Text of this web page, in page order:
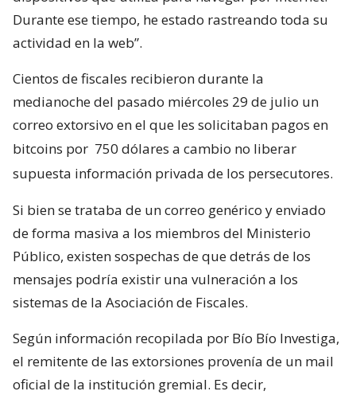
Durante ese tiempo, he estado rastreando toda su
actividad en la web”.
Cientos de fiscales recibieron durante la
medianoche del pasado miércoles 29 de julio un
correo extorsivo en el que les solicitaban pagos en
bitcoins por 750 dólares a cambio no liberar
supuesta información privada de los persecutores.
Si bien se trataba de un correo genérico y enviado
de forma masiva a los miembros del Ministerio
Público, existen sospechas de que detrás de los
mensajes podría existir una vulneración a los
sistemas de la Asociación de Fiscales.
Según información recopilada por Bío Bío Investiga,
el remitente de las extorsiones provenía de un mail
oficial de la institución gremial. Es decir,